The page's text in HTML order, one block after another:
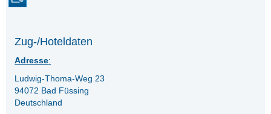
Zug-/Hoteldaten
Adresse:
Ludwig-Thoma-Weg 23
94072 Bad Füssing
Deutschland